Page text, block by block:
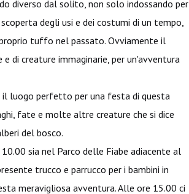
diverso dal solito, non solo indossando per
degli usi e dei costumi di un tempo,
tuffo nel passato. Ovviamente il
di creature immaginarie, per un'avventura
il luogo perfetto per una festa di questa
fate e molte altre creature che si dice
del bosco.
sia nel Parco delle Fiabe adiacente al
trucco e parrucco per i bambini in
meravigliosa avventura. Alle ore 15.00 ci